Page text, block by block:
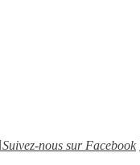
Suivez-nous sur Facebook